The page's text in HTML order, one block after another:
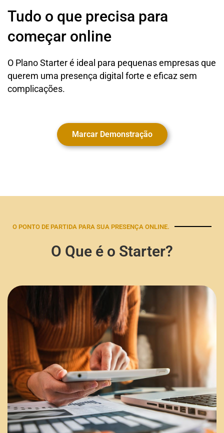
Tudo o que precisa para
começar online
O Plano Starter é ideal para pequenas empresas que
querem uma presença digital forte e eficaz sem
complicações.
Marcar Demonstração
O PONTO DE PARTIDA PARA SUA PRESENÇA ONLINE.
O Que é o Starter?